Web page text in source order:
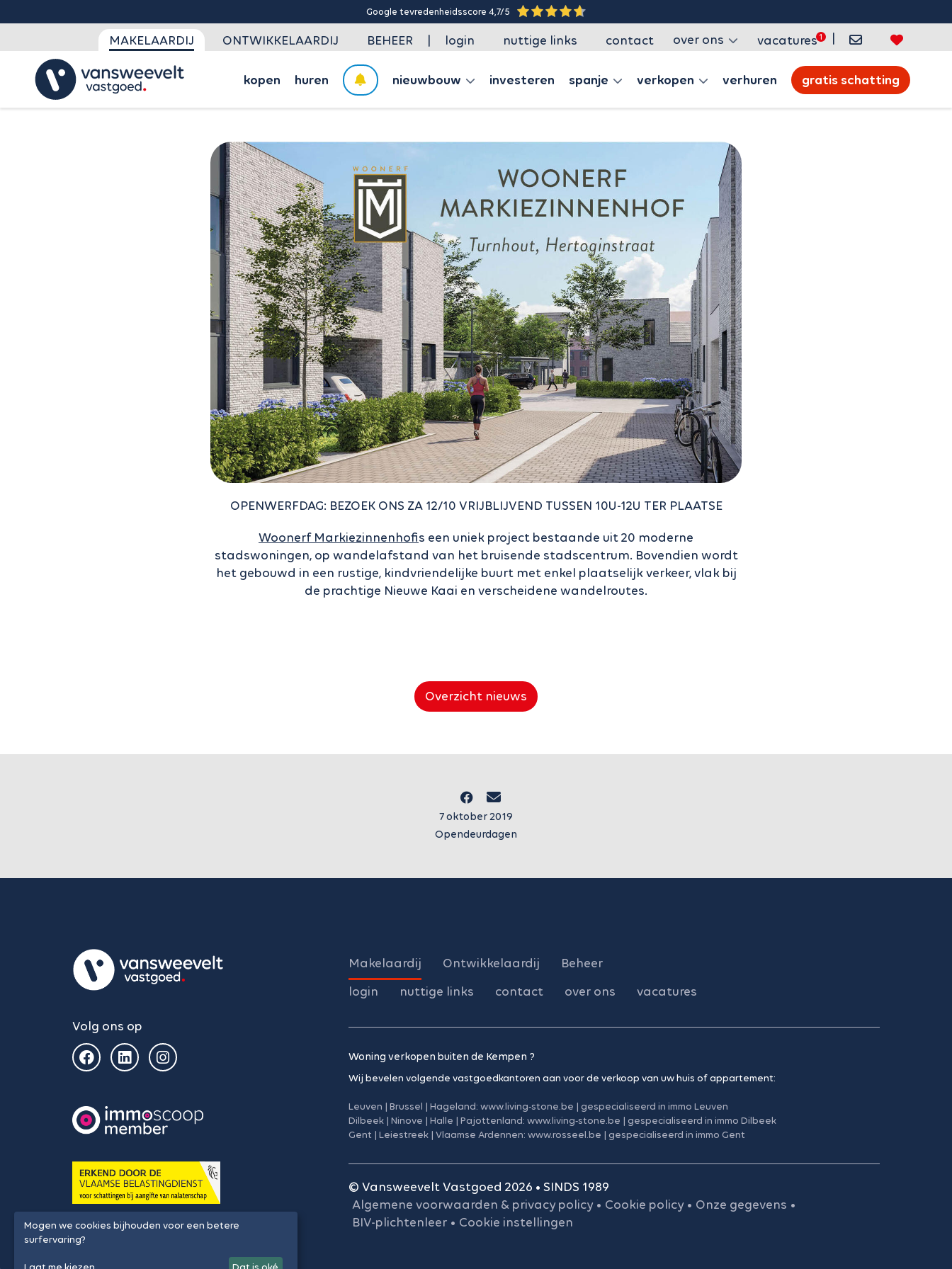
Google tevredenheidsscore 4,7/5
MAKELAARDIJ ONTWIKKELAARDIJ BEHEER | login nuttige links contact over ons vacatures |
kopen huren nieuwbouw investeren spanje verkopen verhuren gratis schatting
OPENWERFDAG: BEZOEK ONS ZA 12/10 VRIJBLIJVEND TUSSEN 10U-12U TER PLAATSE
Woonerf Markiezinnenhofis een uniek project bestaande uit 20 moderne
stadswoningen, op wandelafstand van het bruisende stadscentrum. Bovendien wordt
het gebouwd in een rustige, kindvriendelijke buurt met enkel plaatselijk verkeer, vlak bij
de prachtige Nieuwe Kaai en verscheidene wandelroutes.
Overzicht nieuws
7 oktober 2019
Opendeurdagen
Volg ons op
Makelaardij Ontwikkelaardij
Beheer
login
nuttige links contact over ons vacatures
Woning verkopen buiten de Kempen ?
Wij bevelen volgende vastgoedkantoren aan voor de verkoop van uw huis of appartement:
Leuven | Brussel | Hageland: www.living-stone.be | gespecialiseerd in immo Leuven
Dilbeek | Ninove | Halle | Pajottenland: www.living-stone.be | gespecialiseerd in immo Dilbeek
Gent | Leiestreek | Vlaamse Ardennen: www.rosseel.be | gespecialiseerd in immo Gent
© Vansweevelt Vastgoed 2026 • SINDS 1989
Algemene voorwaarden & privacy policy • Cookie policy • Onze gegevens •
BIV-plichtenleer • Cookie instellingen
Mogen we cookies bijhouden voor een betere
surfervaring?